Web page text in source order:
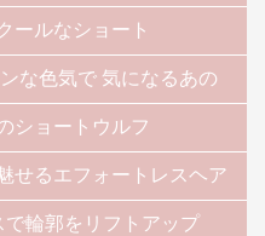
ールなショート
な色気で 気になるあの
ショートウルフ
せるエフォートレスヘア
輪郭をリフトアップ